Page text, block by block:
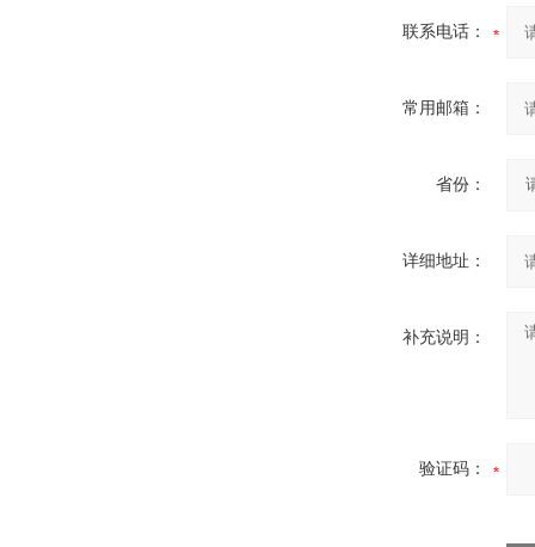
联系电话：
常用邮箱：
省份：
详细地址：
补充说明：
验证码：